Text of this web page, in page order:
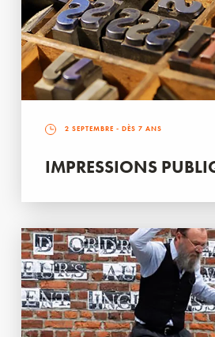
2 SEPTEMBRE - DÈS 7 ANS
IMPRESSIONS